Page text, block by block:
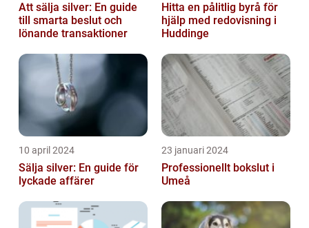
Att sälja silver: En guide
till smarta beslut och
lönande transaktioner
Hitta en pålitlig byrå för
hjälp med redovisning i
Huddinge
10 april 2024
Sälja silver: En guide för
lyckade affärer
23 januari 2024
Professionellt bokslut i
Umeå